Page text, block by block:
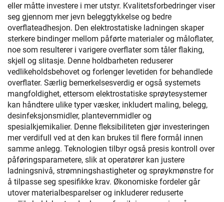
eller måtte investere i mer utstyr. Kvalitetsforbedringer viser
seg gjennom mer jevn beleggtykkelse og bedre
overflateadhesjon. Den elektrostatiske ladningen skaper
sterkere bindinger mellom påførte materialer og måloflater,
noe som resulterer i varigere overflater som tåler flaking,
skjell og slitasje. Denne holdbarheten reduserer
vedlikeholdsbehovet og forlenger levetiden for behandlede
overflater. Særlig bemerkelsesverdig er også systemets
mangfoldighet, ettersom elektrostatiske sprøytesystemer
kan håndtere ulike typer væsker, inkludert maling, belegg,
desinfeksjonsmidler, plantevernmidler og
spesialkjemikalier. Denne fleksibiliteten gjør investeringen
mer verdifull ved at den kan brukes til flere formål innen
samme anlegg. Teknologien tilbyr også presis kontroll over
påføringsparametere, slik at operatører kan justere
ladningsnivå, strømningshastigheter og sprøykmønstre for
å tilpasse seg spesifikke krav. Økonomiske fordeler går
utover materialbesparelser og inkluderer reduserte